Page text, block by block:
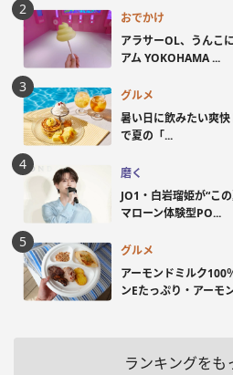
おでかけ
アラサーOL、うんこ
アム YOKOHAMA ...
グルメ
暑い日に飲みたい爽快
で夏の「...
磨く
JO1・白岩瑠姫が“こ
マローン体験型PO...
グルメ
アーモンドミルク
ンEたっぷり・アーモ
ランキングをも